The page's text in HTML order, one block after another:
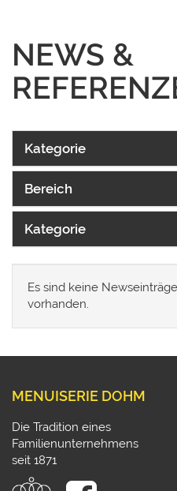
NEWS &
Kategorie
Bereich
Kategorie
Es sind keine
vorhanden.
MENUISERIE DOHM
Die Tradition eines
Familienunternehmens
seit 1871